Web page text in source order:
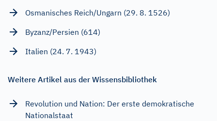
Osmanisches Reich/Ungarn (29. 8. 1526)
Byzanz/Persien (614)
Italien (24. 7. 1943)
Weitere Artikel aus der Wissensbibliothek
Revolution und Nation: Der erste demokratische
Nationalstaat